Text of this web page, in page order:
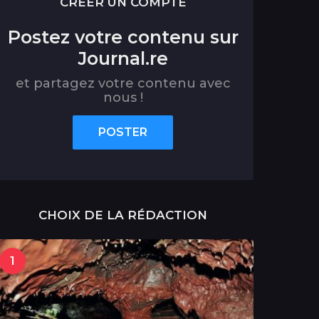
Postez votre contenu sur
Journal.re
et partagez votre contenu avec
nous !
POSTER
CHOIX DE LA RÉDACTION
1